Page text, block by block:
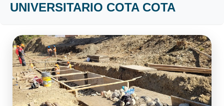
UNIVERSITARIO COTA COTA